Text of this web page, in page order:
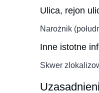
Ulica, rejon
Narożnik
Inne istotne
Skwer